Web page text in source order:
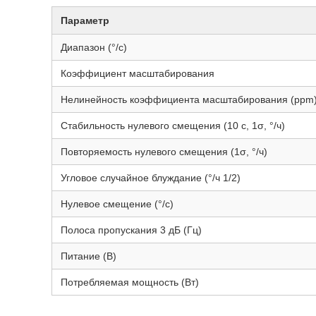
Параметр
Диапазон (°/с)
Коэффициент масштабирования
Нелинейность коэффициента масштабирования
Стабильность нулевого смещения (10 с, 1σ, °/ч)
Повторяемость нулевого смещения (1σ, °/ч)
Угловое случайное блуждание (°/ч 1/2)
Нулевое смещение (°/с)
Полоса пропускания 3 дБ (Гц)
Питание (В)
Потребляемая мощность (Вт)